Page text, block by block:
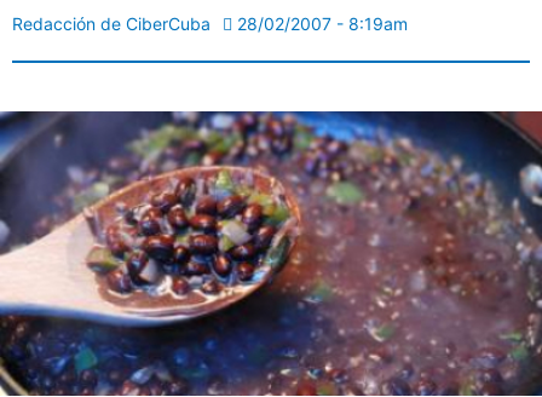
Redacción de CiberCuba 28/02/2007 - 8:19am